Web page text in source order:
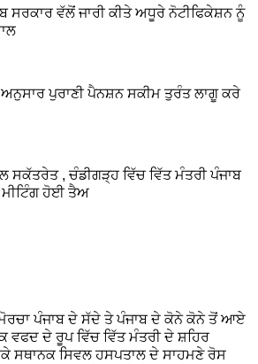
ਸਰਕਾਰ ਵੱਲੋਂ ਜਾਰੀ ਕੀਤੇ ਅਧੂਰੇ ਨੋਟੀਫਿਕੇਸ਼ਨ ਨੂੰ
ਪੁਰਾਣੀ ਪੈਨਸ਼ਨ ਸਕੀਮ ਤੁਰੰਤ ਲਾਗੂ ਕਰੇ
ਸਕੱਤਰੇਤ , ਚੰਡੀਗੜ੍ਹ ਵਿੱਚ ਵਿੱਤ ਮੰਤਰੀ ਪੰਜਾਬ
ਮੀਟਿੰਗ ਹੋਈ ਤੈਅ
ਮੋਰਚਾ ਪੰਜਾਬ ਦੇ ਸੱਦੇ ਤੇ ਪੰਜਾਬ ਦੇ ਕੋਨੇ ਕੋਨੇ ਤੋਂ ਆਏ
ਵਫਦ ਦੇ ਰੂਪ ਵਿੱਚ ਵਿੱਤ ਮੰਤਰੀ ਦੇ ਸ਼ਹਿਰ
ਸਥਾਨਕ ਸਿਵਲ ਹਸਪਤਾਲ ਦੇ ਸਾਹਮਣੇ ਰੋਸ